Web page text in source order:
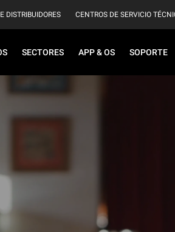
DISTRIBUIDORES CENTROS DE SERVICIO
SECTORES APP & OS SOPORTE